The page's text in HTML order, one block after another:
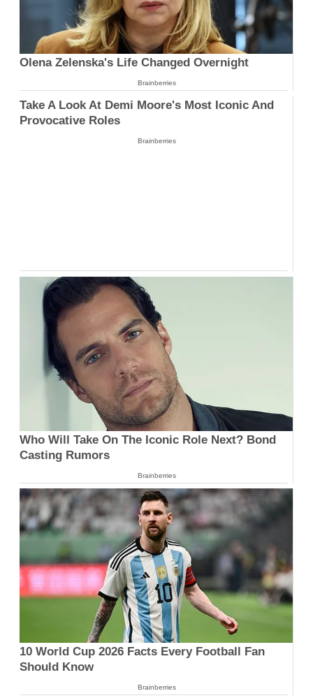
Olena Zelenska's Life Changed Overnight
Brainberries
Take A Look At Demi Moore's Most Iconic And
Provocative Roles
Brainberries
Who Will Take On The Iconic Role Next? Bond
Casting Rumors
Brainberries
10 World Cup 2026 Facts Every Football Fan
Should Know
Brainberries